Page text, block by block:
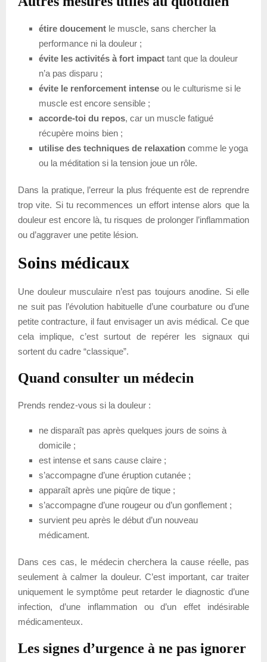
étire doucement le muscle, sans chercher la
performance ni la douleur ;
évite les activités à fort impact tant que la douleur
n’a pas disparu ;
évite le renforcement intense ou le culturisme si le
muscle est encore sensible ;
accorde-toi du repos, car un muscle fatigué
récupère moins bien ;
utilise des techniques de relaxation comme le yoga
ou la méditation si la tension joue un rôle.
Dans la pratique, l’erreur la plus fréquente est de reprendre
trop vite. Si tu recommences un effort intense alors que la
douleur est encore là, tu risques de prolonger l’inflammation
ou d’aggraver une petite lésion.
Soins médicaux
Une douleur musculaire n’est pas toujours anodine. Si elle
ne suit pas l’évolution habituelle d’une courbature ou d’une
petite contracture, il faut envisager un avis médical. Ce que
cela implique, c’est surtout de repérer les signaux qui
sortent du cadre “classique”.
Quand consulter un médecin
Prends rendez-vous si la douleur :
ne disparaît pas après quelques jours de soins à
domicile ;
est intense et sans cause claire ;
s’accompagne d’une éruption cutanée ;
apparaît après une piqûre de tique ;
s’accompagne d’une rougeur ou d’un gonflement ;
survient peu après le début d’un nouveau
médicament.
Dans ces cas, le médecin cherchera la cause réelle, pas
seulement à calmer la douleur. C’est important, car traiter
uniquement le symptôme peut retarder le diagnostic d’une
infection, d’une inflammation ou d’un effet indésirable
médicamenteux.
Les signes d’urgence à ne pas ignorer